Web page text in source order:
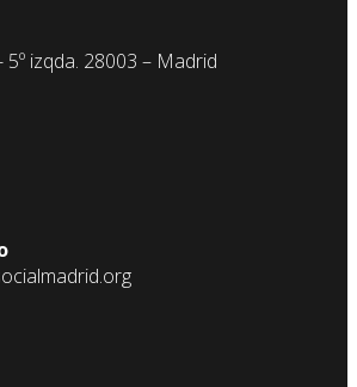
5º izqda. 28003 – Madrid